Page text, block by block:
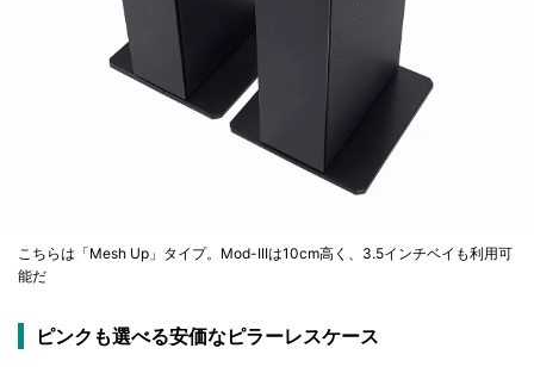
こちらは「Mesh Up」タイプ。Mod-IIIは10cm高く、3.5インチベイも利用可
能だ
ピンクも選べる安価なピラーレスケース